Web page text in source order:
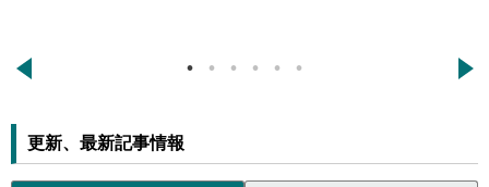
← →
更新、最新記事情報